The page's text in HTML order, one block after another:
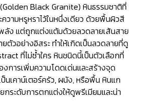
Black Granite) หินธรรมชาติที่
วามหรูหราไว้ในหนึ่งเดียว ด้วยพื้นผิวสี
ง แต่ถูกแต่งแต้มด้วยลวดลายเส้นสาย
ตัวอย่างอิสระ ทำให้เกิดเป็นลวดลายที่ดู
ที่ไม่ซ้ำใคร หินชนิดนี้เป็นตัวเลือกที่
ารเพิ่มความโดดเด่นและสร้างจุด
นเคาน์เตอร์ครัว, ผนัง, หรือพื้น หินแก
กระดับการตกแต่งให้ดูพรีเมียมและน่า